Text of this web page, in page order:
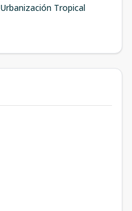
Urbanización Tropical